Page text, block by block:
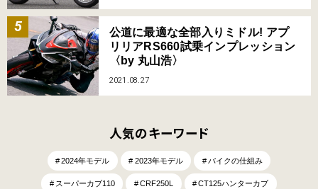
公道に最適な全部入りミドル! アプ
リリアRS660試乗インプレッション
〈by 丸山浩〉
2021.08.27
人気のキーワード
2024年モデル 2023年モデル バイクの仕組み
スーパーカブ110 CRF250L CT125ハンターカブ